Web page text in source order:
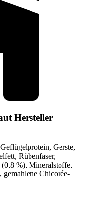
Hersteller
Gerste,
Rübenfaser,
(0,8 %), Mineralstoffe,
Chicorée-